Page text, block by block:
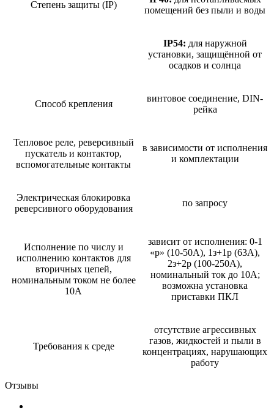
Степень защиты (IP)
помещений без пыли и воды
IP54: для наружной
установки, защищённой от
осадков и солнца
Способ крепления
винтовое соединение, DIN-
рейка
Тепловое реле, реверсивный
пускатель и контактор,
вспомогательные контакты
в зависимости от исполнения
и комплектации
Электрическая блокировка
реверсивного оборудования
по запросу
Исполнение по числу и
исполнению контактов для
вторичных цепей,
номинальным током не более
10А
зависит от исполнения: 0-1
«р» (10-50А), 1з+1р (63А),
2з+2р (100-250А),
номинальный ток до 10А;
возможна установка
приставки ПКЛ
Требования к среде
отсутствие агрессивных
газов, жидкостей и пыли в
концентрациях, нарушающих
работу
Отзывы